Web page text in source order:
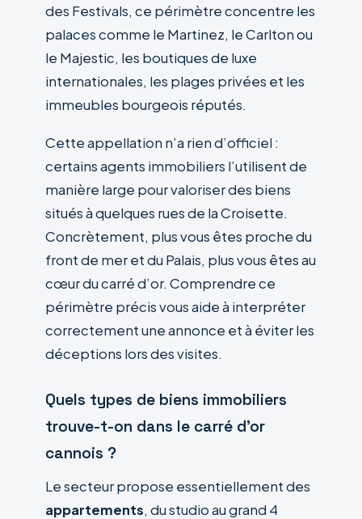
des Festivals, ce périmètre concentre les
palaces comme le Martinez, le Carlton ou
le Majestic, les boutiques de luxe
internationales, les plages privées et les
immeubles bourgeois réputés.
Cette appellation n’a rien d’officiel :
certains agents immobiliers l’utilisent de
manière large pour valoriser des biens
situés à quelques rues de la Croisette.
Concrètement, plus vous êtes proche du
front de mer et du Palais, plus vous êtes au
cœur du carré d’or. Comprendre ce
périmètre précis vous aide à interpréter
correctement une annonce et à éviter les
déceptions lors des visites.
Quels types de biens immobiliers
trouve-t-on dans le carré d’or
cannois ?
Le secteur propose essentiellement des
appartements, du studio au grand 4